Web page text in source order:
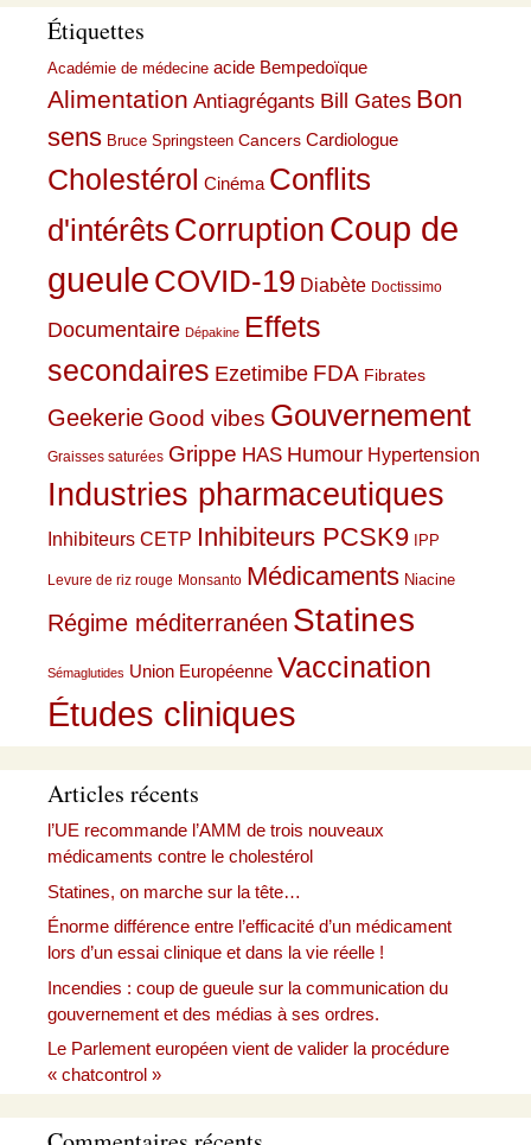
Étiquettes
Académie de médecine acide Bempedoïque
Alimentation Antiagrégants Bill Gates Bon
sens Bruce Springsteen Cancers Cardiologue
Cholestérol Cinéma Conflits
d'intérêts CorruptionCoup de
gueule COVID-19 Diabète Doctissimo
Documentaire Dépakine Effets
secondaires Ezetimibe FDA Fibrates
Geekerie Good vibes Gouvernement
Graisses saturées Grippe HAS Humour Hypertension
Industries pharmaceutiques
Inhibiteurs CETP Inhibiteurs PCSK9 IPP
Levure de riz rouge Monsanto Médicaments Niacine
Régime méditerranéen Statines
Sémaglutides Union Européenne Vaccination
Études cliniques
Articles récents
l’UE recommande l’AMM de trois nouveaux
médicaments contre le cholestérol
Statines, on marche sur la tête…
Énorme différence entre l’efficacité d’un médicament
lors d’un essai clinique et dans la vie réelle !
Incendies : coup de gueule sur la communication du
gouvernement et des médias à ses ordres.
Le Parlement européen vient de valider la procédure
« chatcontrol »